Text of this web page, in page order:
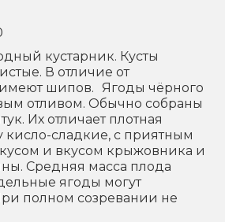
кустарник. Кусты
В отличие от
шипов. Ягоды чёрного
отливом. Обычно собраны
Их отличает плотная
кисло-сладкие, с приятным
и вкусом крыжовника и
Средняя масса плода
ягоды могут
полном созревании не